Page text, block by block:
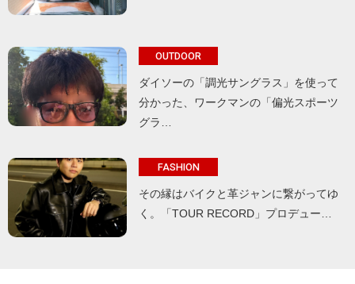
OUTDOOR
ダイソーの「調光サングラス」を使って
分かった、ワークマンの「偏光スポーツ
グラ…
FASHION
その縁はバイクと革ジャンに繋がってゆ
く。「TOUR RECORD」プロデュー…